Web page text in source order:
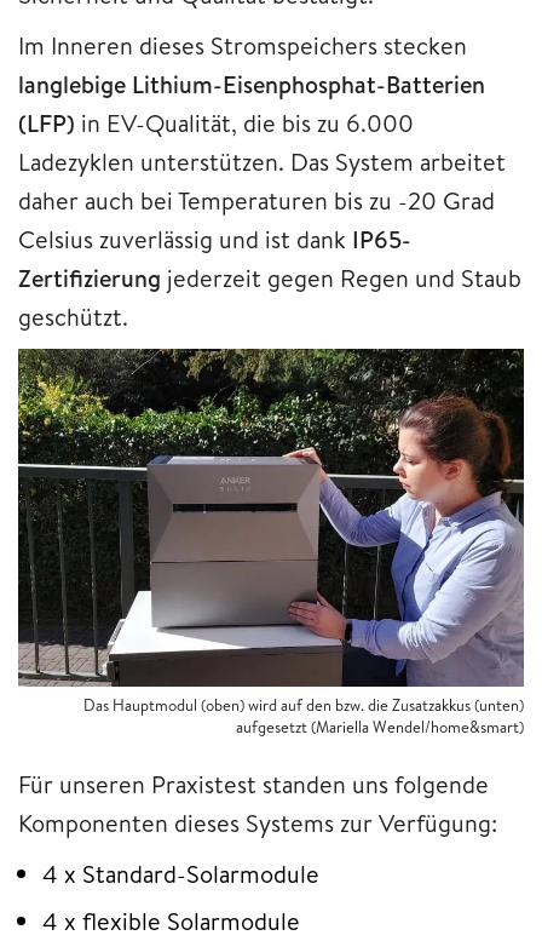
Im Inneren dieses Stromspeichers stecken
langlebige Lithium-Eisenphosphat-Batterien
(LFP) in EV-Qualität, die bis zu 6.000
Ladezyklen unterstützen. Das System arbeitet
daher auch bei Temperaturen bis zu -20 Grad
Celsius zuverlässig und ist dank IP65-
Zertifizierung jederzeit gegen Regen und Staub
geschützt.
Das Hauptmodul (oben) wird auf den bzw. die Zusatzakkus (unten)
aufgesetzt (Mariella Wendel/home&smart)
Für unseren Praxistest standen uns folgende
Komponenten dieses Systems zur Verfügung:
4 x Standard-Solarmodule
4 x flexible Solarmodule